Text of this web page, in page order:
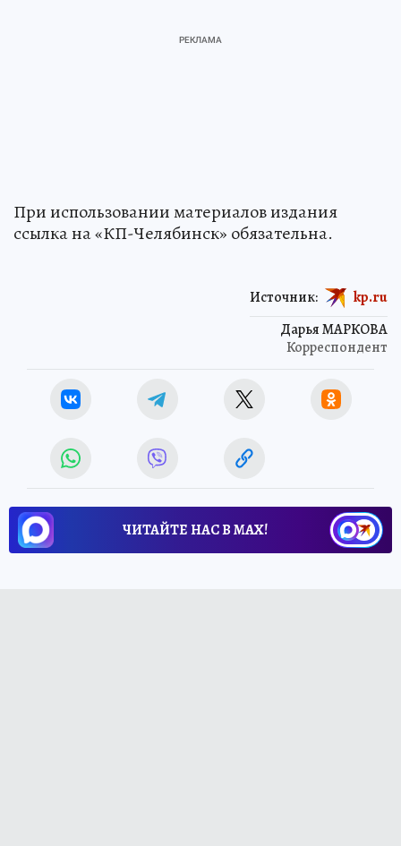
При использовании материалов издания
ссылка на «КП-Челябинск» обязательна.
Дарья МАРКОВА
Корреспондент
Источник: kp.ru
ЧИТАЙТЕ НАС В МАХ!